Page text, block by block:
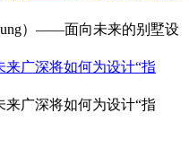
）——面向未来的别墅设
来广深将如何为设计“指
来广深将如何为设计“指